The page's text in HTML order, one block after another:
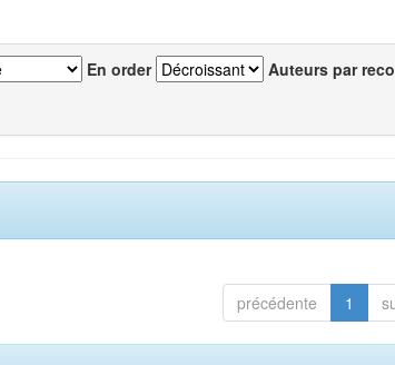
En order Auteurs par
précédente 1